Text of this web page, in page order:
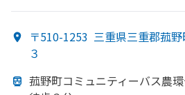
〒510-1253 三重県三重郡菰
３
菰野町コミュニティーバス農